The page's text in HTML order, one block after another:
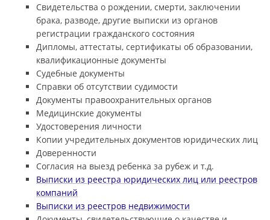
Свидетельства о рождении, смерти, заключении
брака, разводе, другие выписки из органов
регистрации гражданского состояния
Дипломы, аттестаты, сертификаты об образовании,
квалификационные документы
Судебные документы
Справки об отсутствии судимости
Документы правоохранительных органов
Медицинские документы
Удостоверения личности
Копии учредительных документов юридических лиц
Доверенности
Согласия на выезд ребенка за рубеж и т.д.
Выписки из реестра юридических лиц или реестров
компаний
Выписки из реестров недвижимости